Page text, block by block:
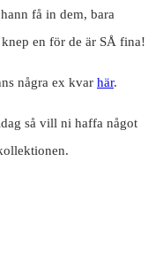
få in dem, bara
en för de är SÅ fina!
några ex kvar här.
så vill ni haffa något